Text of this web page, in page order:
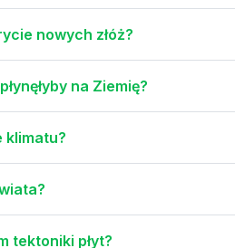
nowych złóż?
na Ziemię?
klimatu?
tektoniki płyt?